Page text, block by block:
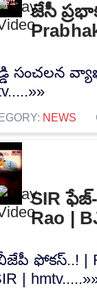
జేసీ
సంచలన
NEWS
SIR
Rao |
ఫోకస్..! |
|